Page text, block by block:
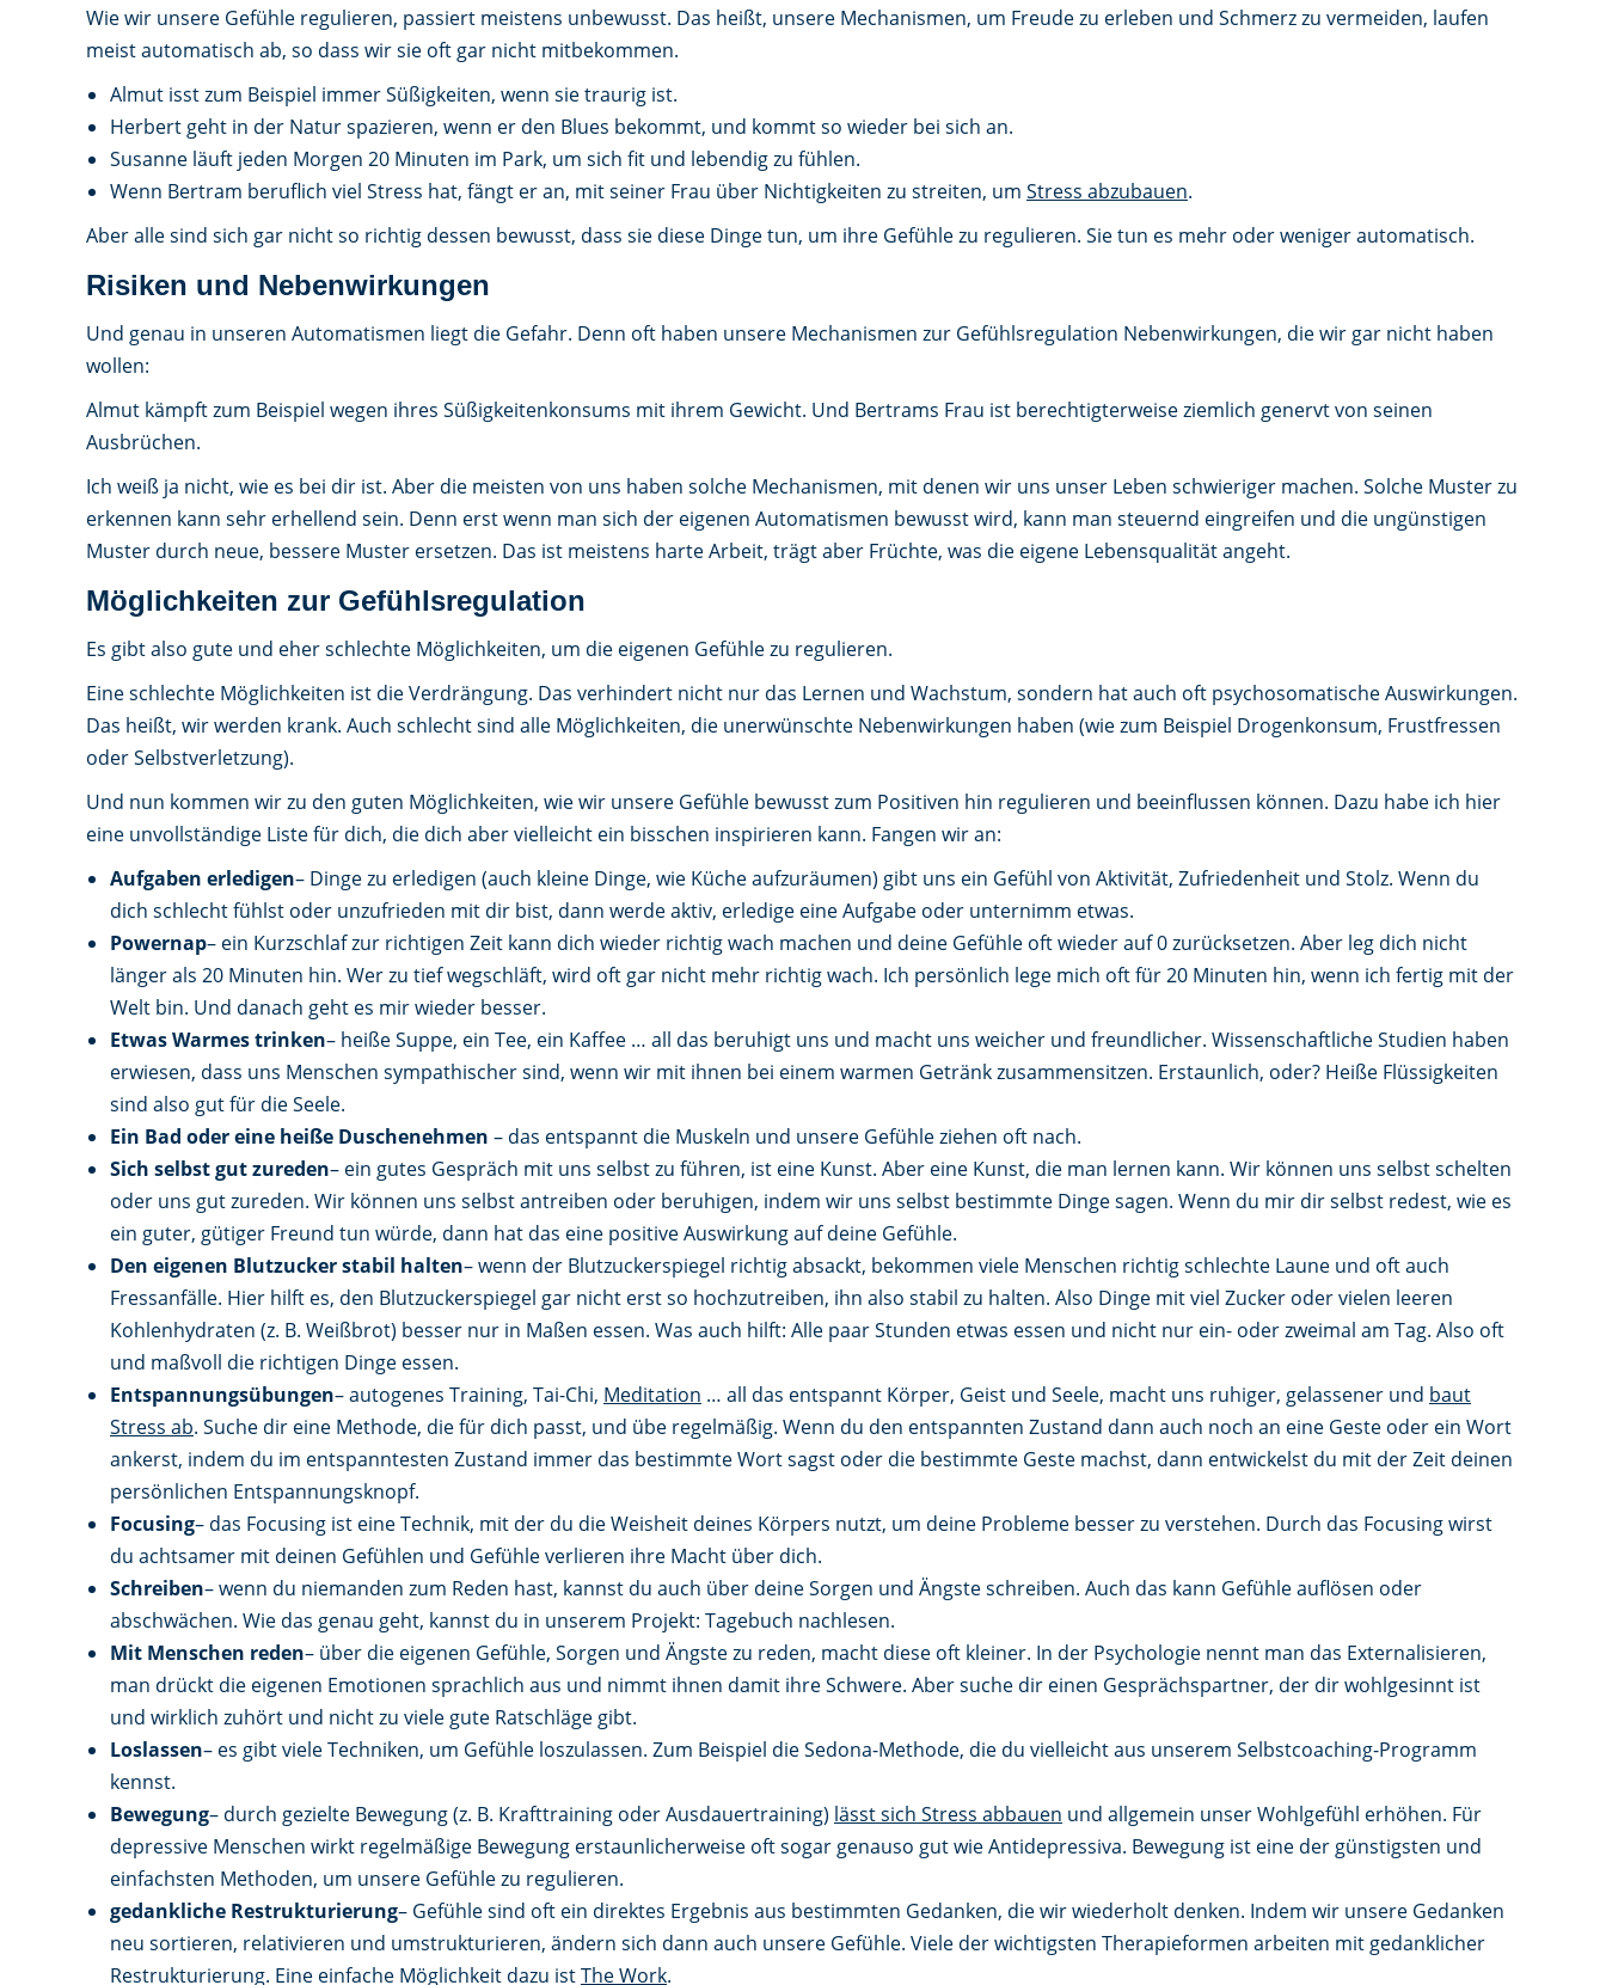
Wie wir unsere Gefühle regulieren, passiert meistens unbewusst. Das heißt, unsere Mechanismen, um Freude zu erleben und Schmerz zu vermeiden, laufen
meist automatisch ab, so dass wir sie oft gar nicht mitbekommen.
Almut isst zum Beispiel immer Süßigkeiten, wenn sie traurig ist.
Herbert geht in der Natur spazieren, wenn er den Blues bekommt, und kommt so wieder bei sich an.
Susanne läuft jeden Morgen 20 Minuten im Park, um sich fit und lebendig zu fühlen.
Wenn Bertram beruflich viel Stress hat, fängt er an, mit seiner Frau über Nichtigkeiten zu streiten, um Stress abzubauen.
Aber alle sind sich gar nicht so richtig dessen bewusst, dass sie diese Dinge tun, um ihre Gefühle zu regulieren. Sie tun es mehr oder weniger automatisch.
Risiken und Nebenwirkungen
Und genau in unseren Automatismen liegt die Gefahr. Denn oft haben unsere Mechanismen zur Gefühlsregulation Nebenwirkungen, die wir gar nicht haben
wollen:
Almut kämpft zum Beispiel wegen ihres Süßigkeitenkonsums mit ihrem Gewicht. Und Bertrams Frau ist berechtigterweise ziemlich genervt von seinen
Ausbrüchen.
Ich weiß ja nicht, wie es bei dir ist. Aber die meisten von uns haben solche Mechanismen, mit denen wir uns unser Leben schwieriger machen. Solche Muster zu
erkennen kann sehr erhellend sein. Denn erst wenn man sich der eigenen Automatismen bewusst wird, kann man steuernd eingreifen und die ungünstigen
Muster durch neue, bessere Muster ersetzen. Das ist meistens harte Arbeit, trägt aber Früchte, was die eigene Lebensqualität angeht.
Möglichkeiten zur Gefühlsregulation
Es gibt also gute und eher schlechte Möglichkeiten, um die eigenen Gefühle zu regulieren.
Eine schlechte Möglichkeiten ist die Verdrängung. Das verhindert nicht nur das Lernen und Wachstum, sondern hat auch oft psychosomatische Auswirkungen.
Das heißt, wir werden krank. Auch schlecht sind alle Möglichkeiten, die unerwünschte Nebenwirkungen haben (wie zum Beispiel Drogenkonsum, Frustfressen
oder Selbstverletzung).
Und nun kommen wir zu den guten Möglichkeiten, wie wir unsere Gefühle bewusst zum Positiven hin regulieren und beeinflussen können. Dazu habe ich hier
eine unvollständige Liste für dich, die dich aber vielleicht ein bisschen inspirieren kann. Fangen wir an:
Aufgaben erledigen– Dinge zu erledigen (auch kleine Dinge, wie Küche aufzuräumen) gibt uns ein Gefühl von Aktivität, Zufriedenheit und Stolz. Wenn du
dich schlecht fühlst oder unzufrieden mit dir bist, dann werde aktiv, erledige eine Aufgabe oder unternimm etwas.
Powernap– ein Kurzschlaf zur richtigen Zeit kann dich wieder richtig wach machen und deine Gefühle oft wieder auf 0 zurücksetzen. Aber leg dich nicht
länger als 20 Minuten hin. Wer zu tief wegschläft, wird oft gar nicht mehr richtig wach. Ich persönlich lege mich oft für 20 Minuten hin, wenn ich fertig mit der
Welt bin. Und danach geht es mir wieder besser.
Etwas Warmes trinken– heiße Suppe, ein Tee, ein Kaffee … all das beruhigt uns und macht uns weicher und freundlicher. Wissenschaftliche Studien haben
erwiesen, dass uns Menschen sympathischer sind, wenn wir mit ihnen bei einem warmen Getränk zusammensitzen. Erstaunlich, oder? Heiße Flüssigkeiten
sind also gut für die Seele.
Ein Bad oder eine heiße Duschenehmen – das entspannt die Muskeln und unsere Gefühle ziehen oft nach.
Sich selbst gut zureden– ein gutes Gespräch mit uns selbst zu führen, ist eine Kunst. Aber eine Kunst, die man lernen kann. Wir können uns selbst schelten
oder uns gut zureden. Wir können uns selbst antreiben oder beruhigen, indem wir uns selbst bestimmte Dinge sagen. Wenn du mir dir selbst redest, wie es
ein guter, gütiger Freund tun würde, dann hat das eine positive Auswirkung auf deine Gefühle.
Den eigenen Blutzucker stabil halten– wenn der Blutzuckerspiegel richtig absackt, bekommen viele Menschen richtig schlechte Laune und oft auch
Fressanfälle. Hier hilft es, den Blutzuckerspiegel gar nicht erst so hochzutreiben, ihn also stabil zu halten. Also Dinge mit viel Zucker oder vielen leeren
Kohlenhydraten (z. B. Weißbrot) besser nur in Maßen essen. Was auch hilft: Alle paar Stunden etwas essen und nicht nur ein- oder zweimal am Tag. Also oft
und maßvoll die richtigen Dinge essen.
Entspannungsübungen– autogenes Training, Tai-Chi, Meditation … all das entspannt Körper, Geist und Seele, macht uns ruhiger, gelassener und baut
Stress ab. Suche dir eine Methode, die für dich passt, und übe regelmäßig. Wenn du den entspannten Zustand dann auch noch an eine Geste oder ein Wort
ankerst, indem du im entspanntesten Zustand immer das bestimmte Wort sagst oder die bestimmte Geste machst, dann entwickelst du mit der Zeit deinen
persönlichen Entspannungsknopf.
Focusing– das Focusing ist eine Technik, mit der du die Weisheit deines Körpers nutzt, um deine Probleme besser zu verstehen. Durch das Focusing wirst
du achtsamer mit deinen Gefühlen und Gefühle verlieren ihre Macht über dich.
Schreiben– wenn du niemanden zum Reden hast, kannst du auch über deine Sorgen und Ängste schreiben. Auch das kann Gefühle auflösen oder
abschwächen. Wie das genau geht, kannst du in unserem Projekt: Tagebuch nachlesen.
Mit Menschen reden– über die eigenen Gefühle, Sorgen und Ängste zu reden, macht diese oft kleiner. In der Psychologie nennt man das Externalisieren,
man drückt die eigenen Emotionen sprachlich aus und nimmt ihnen damit ihre Schwere. Aber suche dir einen Gesprächspartner, der dir wohlgesinnt ist
und wirklich zuhört und nicht zu viele gute Ratschläge gibt.
Loslassen– es gibt viele Techniken, um Gefühle loszulassen. Zum Beispiel die Sedona-Methode, die du vielleicht aus unserem Selbstcoaching-Programm
kennst.
Bewegung– durch gezielte Bewegung (z. B. Krafttraining oder Ausdauertraining) lässt sich Stress abbauen und allgemein unser Wohlgefühl erhöhen. Für
depressive Menschen wirkt regelmäßige Bewegung erstaunlicherweise oft sogar genauso gut wie Antidepressiva. Bewegung ist eine der günstigsten und
einfachsten Methoden, um unsere Gefühle zu regulieren.
gedankliche Restrukturierung– Gefühle sind oft ein direktes Ergebnis aus bestimmten Gedanken, die wir wiederholt denken. Indem wir unsere Gedanken
neu sortieren, relativieren und umstrukturieren, ändern sich dann auch unsere Gefühle. Viele der wichtigsten Therapieformen arbeiten mit gedanklicher
Restrukturierung. Eine einfache Möglichkeit dazu istThe Work.